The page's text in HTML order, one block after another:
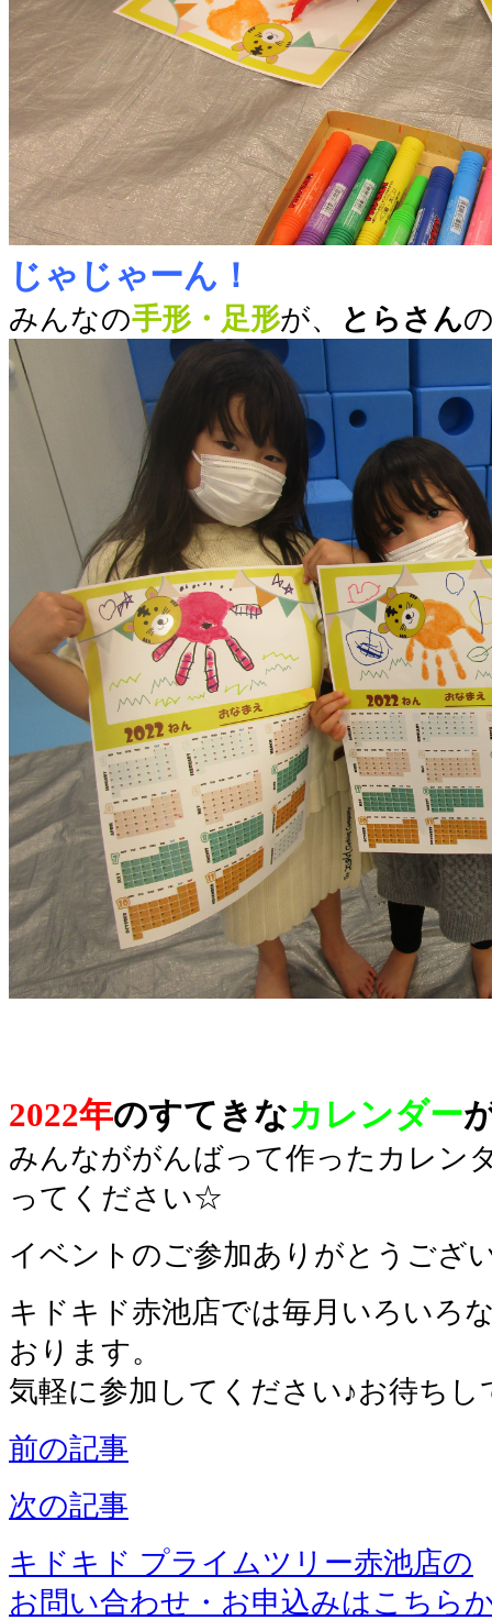
じゃじゃーん！
みんなの手形・足形が、 とらさん
2022年のすてきなカレンダー
みんなががんばって作ったカレン
ってください☆
イベントのご参加ありがとうござ
キドキド赤池店では毎月いろいろ
おります。
気軽に参加してください♪お待ちし
前の記事
次の記事
キドキド プライムツリー赤池店の
お問い合わせ・お申込みはこちら